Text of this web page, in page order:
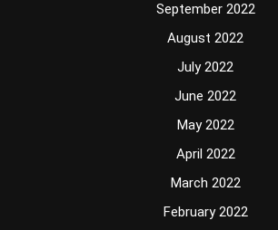
September 2022
August 2022
July 2022
June 2022
May 2022
April 2022
March 2022
February 2022